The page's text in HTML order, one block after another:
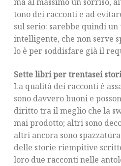
tono dei racconti e ad
sul serio: sarebbe quindi
intelligente, che non serve
lo è per soddisfare già il
Sette libri per trentasei
La qualità dei racconti è
sono davvero buoni e
diritto tra il meglio che la
mai prodotto; altri sono
altri ancora sono
delle storie riempitive
loro due racconti nelle